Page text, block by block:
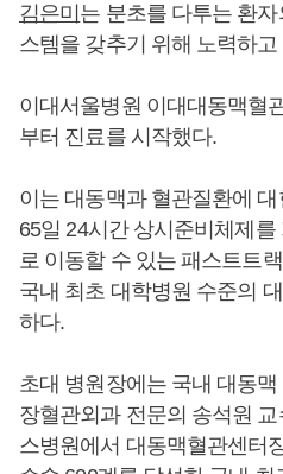
김은미 는 분초를 다투는 환
스템을 갖추기 위해 노력하고
이대서울병원 이대대동맥혈
부터 진료를 시작했다.
이는 대동맥과 혈관질환에
65일 24시간 상시준비체제
로 이동할 수 있는 패스트트
국내 최초 대학병원 수준의
하다.
초대 병원장에는 국내 대동
장혈관외과 전문의 송석원
스병원에서 대동맥혈관센터